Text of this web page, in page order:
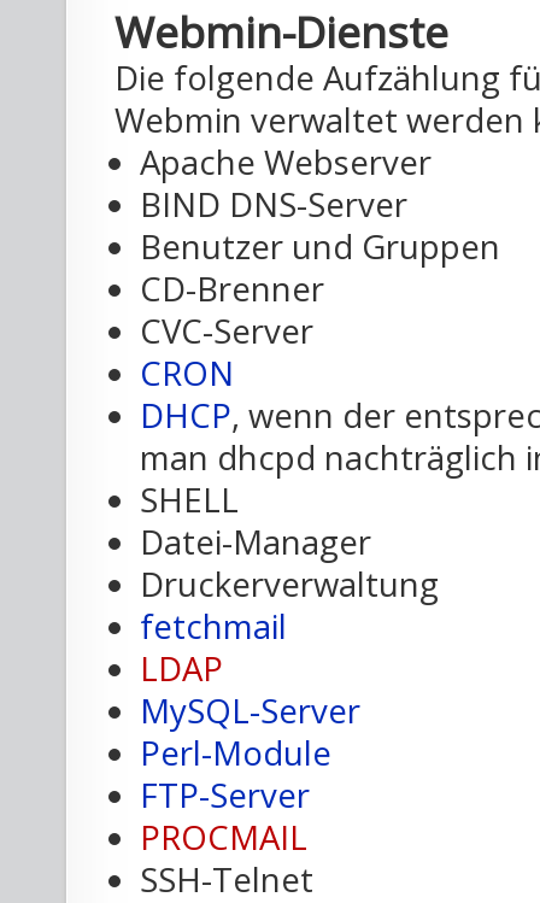
Webmin-Dienste
Die folgende Aufzählung
Webmin verwaltet werden
Apache Webserver
BIND DNS-Server
Benutzer und Gruppen
CD-Brenner
CVC-Server
CRON
DHCP, wenn der
man dhcpd nachträglich
SHELL
Datei-Manager
Druckerverwaltung
fetchmail
LDAP
MySQL-Server
Perl-Module
FTP-Server
PROCMAIL
SSH-Telnet